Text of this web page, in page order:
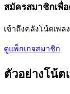
สมัครสมาชิกเพื่
เข้าถึงคลังโน้ตเพ
ดูแพ็กเกจสมาชิก
ตัวอย่างโน้ต